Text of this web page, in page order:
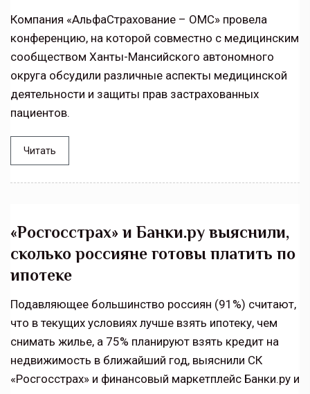
Компания «АльфаСтрахование – ОМС» провела
конференцию, на которой совместно с медицинским
сообществом Ханты-Мансийского автономного
округа обсудили различные аспекты медицинской
деятельности и защиты прав застрахованных
пациентов.
Читать
«Росгосстрах» и Банки.ру выяснили,
сколько россияне готовы платить по
ипотеке
Подавляющее большинство россиян (91%) считают,
что в текущих условиях лучше взять ипотеку, чем
снимать жилье, а 75% планируют взять кредит на
недвижимость в ближайший год, выяснили СК
«Росгосстрах» и финансовый маркетплейс Банки.ру и